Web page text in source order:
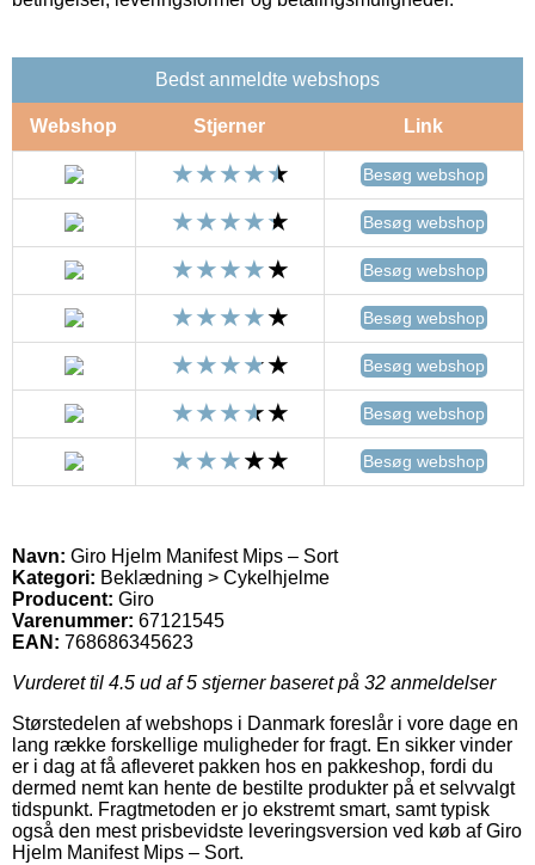
Bedst anmeldte webshops
Webshop Stjerner Link
Besøg webshop
Besøg webshop
Besøg webshop
Besøg webshop
Besøg webshop
Besøg webshop
Besøg webshop
Navn: Giro Hjelm Manifest Mips – Sort
Kategori: Beklædning > Cykelhjelme
Producent: Giro
Varenummer: 67121545
EAN: 768686345623
Vurderet til 4.5 ud af 5 stjerner baseret på 32 anmeldelser
Størstedelen af webshops i Danmark foreslår i vore dage en
lang række forskellige muligheder for fragt. En sikker vinder
er i dag at få afleveret pakken hos en pakkeshop, fordi du
dermed nemt kan hente de bestilte produkter på et selvvalgt
tidspunkt. Fragtmetoden er jo ekstremt smart, samt typisk
også den mest prisbevidste leveringsversion ved køb af Giro
Hjelm Manifest Mips – Sort.